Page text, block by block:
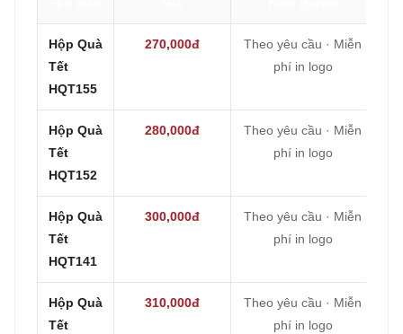
Hộp Quà
Tết
HQT155
270,000đ
Theo yêu cầu · Miễn
phí in logo
Hộp Quà
Tết
HQT152
280,000đ
Theo yêu cầu · Miễn
phí in logo
Hộp Quà
Tết
HQT141
300,000đ
Theo yêu cầu · Miễn
phí in logo
Hộp Quà
Tết
310,000đ
Theo yêu cầu · Miễn
phí in logo